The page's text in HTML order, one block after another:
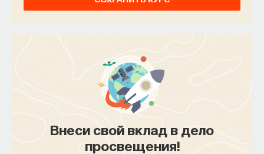
Внеси свой вклад в дело
просвещения!
ПОДДЕРЖАТЬ ПОСТНАУКУ